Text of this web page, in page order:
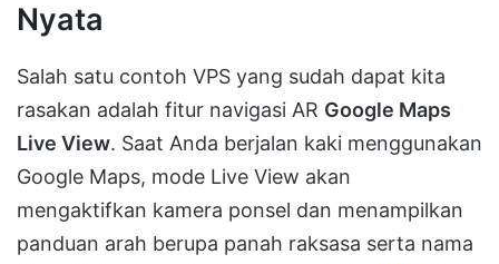
Nyata
Salah satu contoh VPS yang sudah dapat kita
rasakan adalah fitur navigasi AR Google Maps
Live View. Saat Anda berjalan kaki menggunakan
Google Maps, mode Live View akan
mengaktifkan kamera ponsel dan menampilkan
panduan arah berupa panah raksasa serta nama